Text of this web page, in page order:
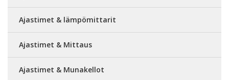
Ajastimet & lämpömittarit
Ajastimet & Mittaus
Ajastimet & Munakellot